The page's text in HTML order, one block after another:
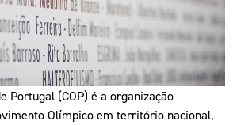
Portugal (COP) é a organização
Olímpico em território nacional,